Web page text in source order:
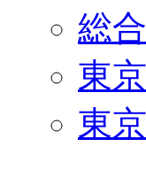
総
東
東